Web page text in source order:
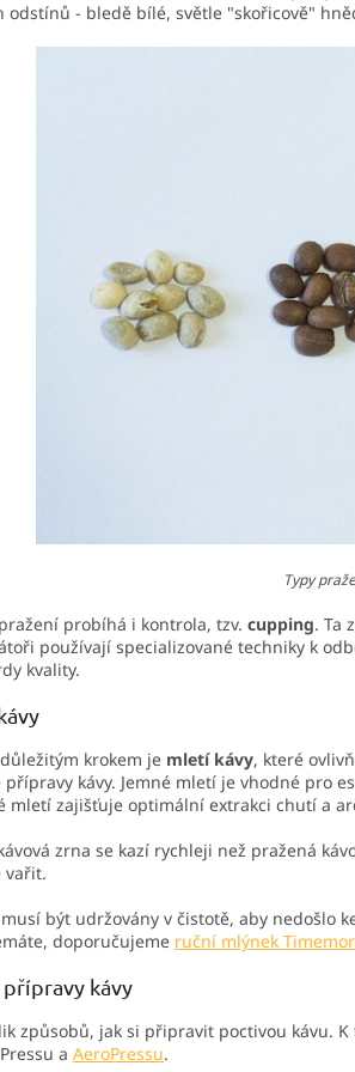
odstínů - bledě bílé, světle "skořicově"
Typy
probíhá i kontrola, tzv. cupping. Ta
používají specializované techniky k
kvality.
krokem je mletí kávy, které
přípravy kávy. Jemné mletí je vhodné pro
mletí zajišťuje optimální extrakci chutí a
kávová zrna se kazí rychleji než pražená
vařit.
být udržovány v čistotě, aby nedošlo
doporučujeme ruční mlýnek
kávy
způsobů, jak si připravit poctivou kávu.
a AeroPressu.